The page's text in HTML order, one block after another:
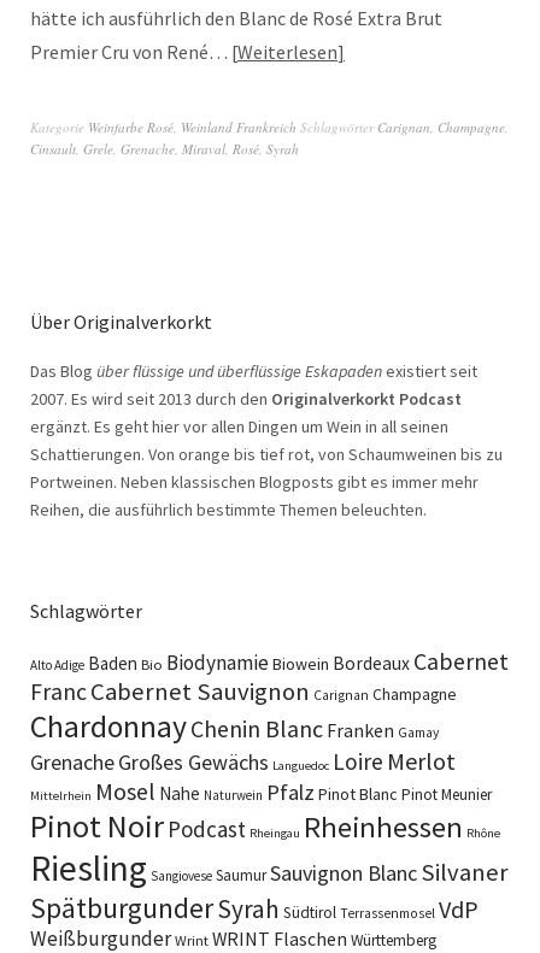
hätte ich ausführlich den Blanc de Rosé Extra Brut
Premier Cru von René… Weiterlesen
Kategorie Weinfarbe Rosé Weinland Frankreich Schlagwörter Carignan Champagne
Cinsault Grele Grenache Miraval Rosé Syrah
Über Originalverkorkt
Das Blog über flüssige und überflüssige Eskapadenexistiert seit
2007. Es wird seit 2013 durch den Originalverkorkt Podcast
ergänzt. Es geht hier vor allen Dingen um Wein in all seinen
Schattierungen. Von orange bis tief rot, von Schaumweinen bis zu
Portweinen. Neben klassischen Blogposts gibt es immer mehr
Reihen, die ausführlich bestimmte Themen beleuchten.
Schlagwörter
Alto Adige Baden Bio BiodynamieBiowein Bordeaux Cabernet
FrancCabernet Sauvignon Carignan Champagne
ChardonnayChenin Blanc Franken Gamay
GrenacheGroßes Gewächs Languedoc Loire Merlot
Mittelrhein Mosel Nahe Naturwein Pfalz Pinot Blanc Pinot Meunier
Pinot Noir Podcast Rheingau Rheinhessen Rhône
Riesling Sangiovese SaumurSauvignon BlancSilvaner
SpätburgunderSyrah Südtirol Terrassenmosel VdP
Weißburgunder Wrint WRINT Flaschen Württemberg